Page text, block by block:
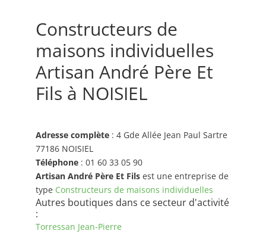
Constructeurs de
maisons individuelles
Artisan André Père Et
Fils à NOISIEL
Adresse complète: 4 Gde Allée Jean Paul Sartre
77186 NOISIEL
Téléphone: 01 60 33 05 90
Artisan André Père Et Filsest une entreprise de
type Constructeurs de maisons individuelles
Autres boutiques dans ce secteur d'activité
:
Torressan Jean-Pierre